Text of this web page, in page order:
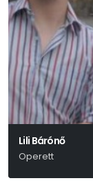
Lili Bárónő
Operett